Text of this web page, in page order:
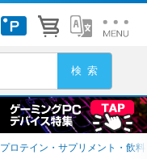
プロテイン・サプリメント・飲